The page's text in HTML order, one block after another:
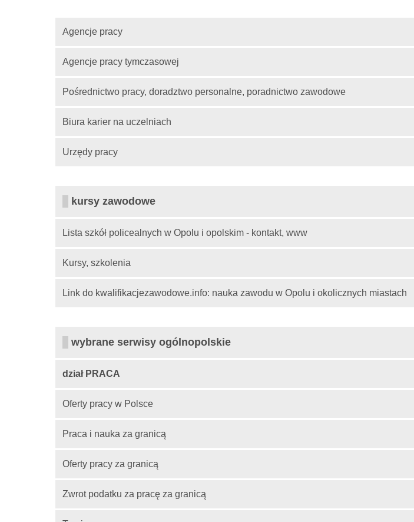
Agencje pracy
Agencje pracy tymczasowej
Pośrednictwo pracy, doradztwo personalne, poradnictwo zawodowe
Biura karier na uczelniach
Urzędy pracy
kursy zawodowe
Lista szkół policealnych w Opolu i opolskim - kontakt, www
Kursy, szkolenia
Link do kwalifikacjezawodowe.info: nauka zawodu w Opolu i okolicznych miastach
wybrane serwisy ogólnopolskie
dział PRACA
Oferty pracy w Polsce
Praca i nauka za granicą
Oferty pracy za granicą
Zwrot podatku za pracę za granicą